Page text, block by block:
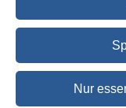
Nur